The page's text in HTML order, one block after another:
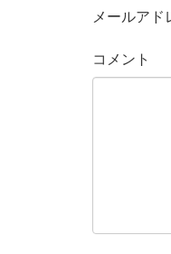
メールアド
コメント